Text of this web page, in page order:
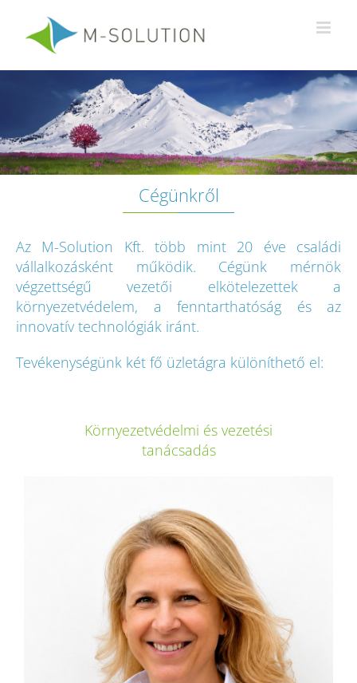
Cégünkről
Az M-Solution Kft. több mint 20 éve családi
vállalkozásként működik. Cégünk mérnök
végzettségű vezetői elkötelezettek a
környezetvédelem, a fenntarthatóság és az
innovatív technológiák iránt.
Tevékenységünk két fő üzletágra különíthető el:
Környezetvédelmi és vezetési
tanácsadás